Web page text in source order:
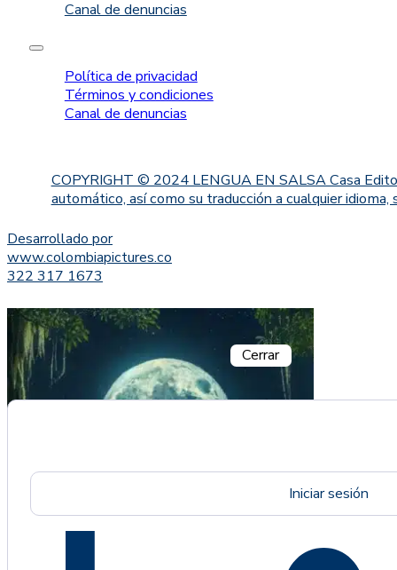
Canal de denuncias
Política de privacidad
Términos y condiciones
Canal de denuncias
COPYRIGHT © 2024 LENGUA EN SALSA Casa
automático, así como su traducción a cualquier
Desarrollado por
www.colombiapictures.co
322 317 1673
Cerrar
Iniciar sesión